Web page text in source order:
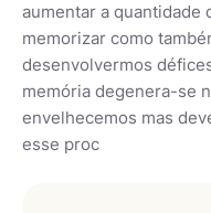
aumentar a quantidade
memorizar como
desenvolvermos
memória degenera-se
envelhecemos mas
esse proc